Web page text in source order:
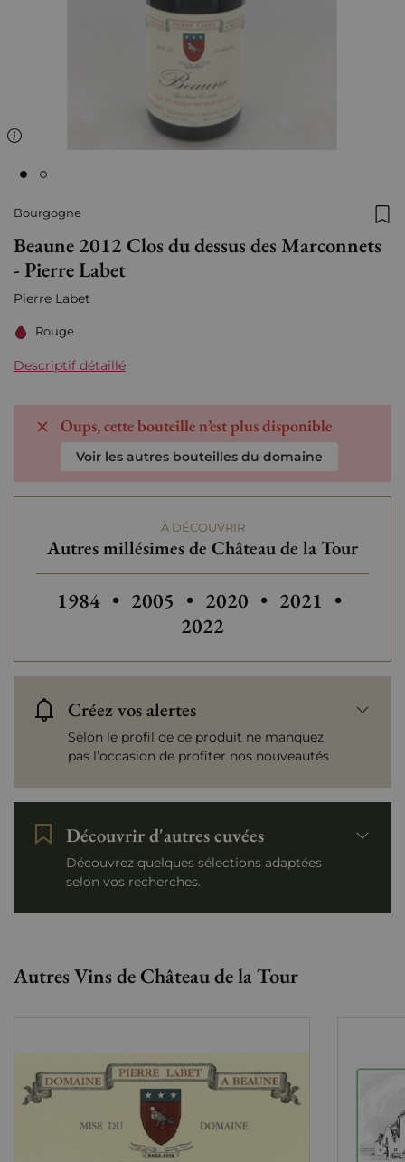
Bourgogne
Beaune 2012 Clos du dessus des Marconnets
- Pierre Labet
Pierre Labet
Rouge
Descriptif détaillé
Oups, cette bouteille n’est plus disponible
Voir les autres bouteilles du domaine
À DÉCOUVRIR
Autres millésimes de Château de la Tour
Autres millésimes de Château de la Tour
1984 • Autres millésimes de Château
2005 • Autres millésimes de
2020 • 2021 •
2022
Créez vos alertes
Selon le profil de ce produit ne manquez
pas l’occasion de profiter nos nouveautés
Découvrir d'autres cuvées
Découvrez quelques sélections adaptées
selon vos recherches.
Autres Vins de Château de la Tour